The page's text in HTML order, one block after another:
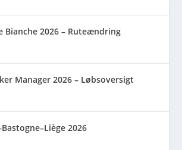
Bianche 2026 – Ruteændring
Manager 2026 – Løbsoversigt
2026